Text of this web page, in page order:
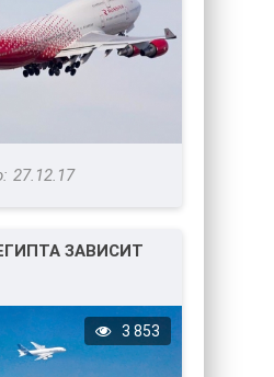
27.12.17
ЗАВИСИТ
3 853